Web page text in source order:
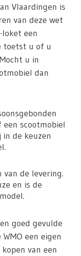
Vlaardingen is
van deze wet
een
toetst u of u
u in
dan
scootmobiel
de keuzen
van de levering.
en is de
goed gevulde
een eigen
van een